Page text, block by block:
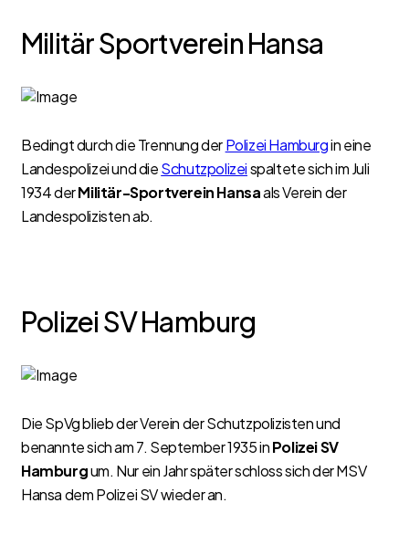
Militär Sportverein Hansa
Bedingt durch die Trennung derPolizei Hamburgin eine
Landespolizei und dieSchutzpolizeispaltete sich im Juli
1934 derMilitär-Sportverein Hansaals Verein der
Landespolizisten ab.
Polizei SV Hamburg
Die SpVg blieb der Verein der Schutzpolizisten und
benannte sich am 7. September 1935 inPolizei SV
Hamburgum. Nur ein Jahr später schloss sich der MSV
Hansa dem Polizei SV wieder an.